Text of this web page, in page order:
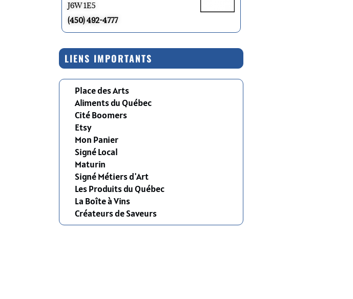
J6W 1E5
(450) 492-4777
LIENS IMPORTANTS
Place des Arts
Aliments du Québec
Cité Boomers
Etsy
Mon Panier
Signé Local
Maturin
Signé Métiers d'Art
Les Produits du Québec
La Boîte à Vins
Créateurs de Saveurs